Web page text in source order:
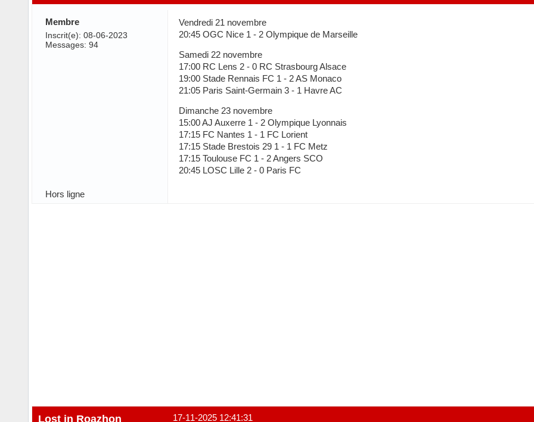
Membre
Inscrit(e): 08-06-2023
Messages: 94
Vendredi 21 novembre
20:45 OGC Nice 1 - 2 Olympique de Marseille
Samedi 22 novembre
17:00 RC Lens 2 - 0 RC Strasbourg Alsace
19:00 Stade Rennais FC 1 - 2 AS Monaco
21:05 Paris Saint-Germain 3 - 1 Havre AC
Dimanche 23 novembre
15:00 AJ Auxerre 1 - 2 Olympique Lyonnais
17:15 FC Nantes 1 - 1 FC Lorient
17:15 Stade Brestois 29 1 - 1 FC Metz
17:15 Toulouse FC 1 - 2 Angers SCO
20:45 LOSC Lille 2 - 0 Paris FC
Hors ligne
17-11-2025 12:41:31
Lost in Roazhon